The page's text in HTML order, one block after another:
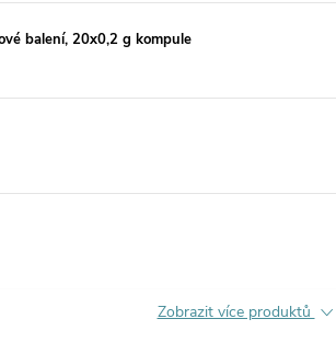
balení, 20x0,2 g kompule
Zobrazit více produktů